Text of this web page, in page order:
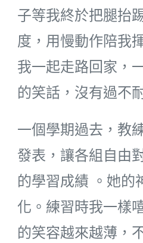
子等我終於把腿抬
度，用慢動作陪我
我一起走路回家，
的笑話，沒有過不
一個學期過去，教
發表，讓各組自由
的學習成績 。她的
化。練習時我一樣
的笑容越來越薄，